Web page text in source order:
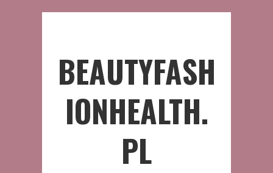
BEAUTYFASH
IONHEALTH.
PL